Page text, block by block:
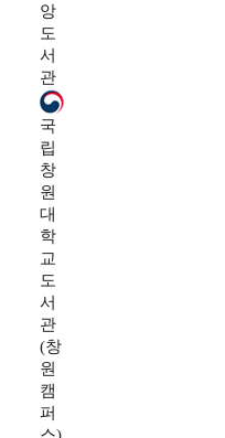
앙
도
서
관
국
립
창
원
대
학
교
도
서
관
(창
원
캠
퍼
스)